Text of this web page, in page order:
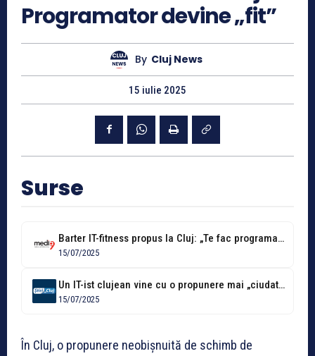
Programator devine „fit”
By Cluj News
15 iulie 2025
Surse
Barter IT-fitness propus la Cluj: „Te fac programator, tu mă faci pătrățele”
15/07/2025
Un IT-ist clujean vine cu o propunere mai „ciudată”: „Te învăț programare,...
15/07/2025
În Cluj, o propunere neobișnuită de schimb de